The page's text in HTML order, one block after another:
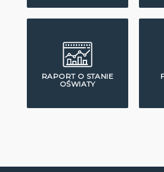
RAPORT O STANIE
OŚWIATY